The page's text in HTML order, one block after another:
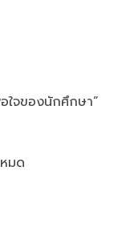
จของนักศึกษา”
มด